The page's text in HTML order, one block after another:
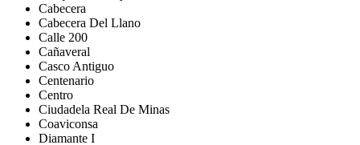
Cabecera
Cabecera Del Llano
Calle 200
Cañaveral
Casco Antiguo
Centenario
Centro
Ciudadela Real De Minas
Coaviconsa
Diamante I